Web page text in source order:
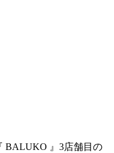
BALUKO 』3店舗目の